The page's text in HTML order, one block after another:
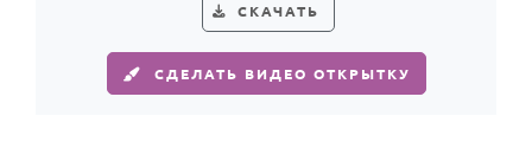
СКАЧАТЬ
СДЕЛАТЬ ВИДЕО ОТКРЫТКУ